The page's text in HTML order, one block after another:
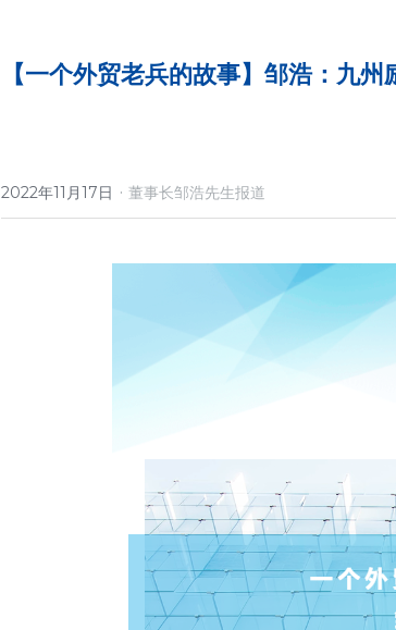
【一个外贸老兵的故事】邹浩：九
2022年11月17日 · 董事长邹浩先生报道